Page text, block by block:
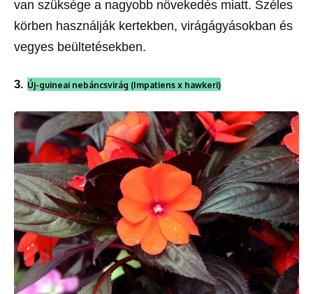
van szüksége a nagyobb növekedés miatt. Széles
körben használják kertekben, virágágyásokban és
vegyes beültetésekben.
3. Új-guineai nebáncsvirág (Impatiens x hawkeri)